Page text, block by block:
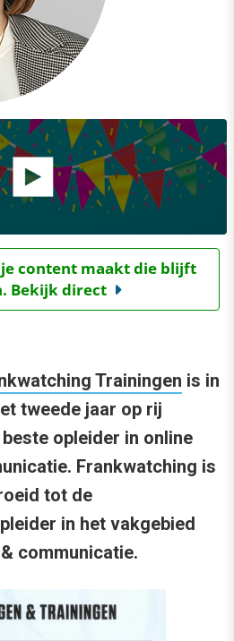
content maakt die blijft
Bekijk direct
Trainingen is in
tweede jaar op rij
opleider in online
Frankwatching is
tot de
in het vakgebied
communicatie.